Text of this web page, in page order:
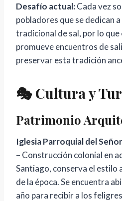
Desafío actual:Cada vez
pobladores que se dedican
tradicional de sal, por lo
promueve encuentros de
preservar esta tradición
🎭 Cultura y
Patrimonio
Iglesia Parroquial del
– Construcción colonial en
Santiago, conserva el
de la época. Se encuentra
año para recibir a los